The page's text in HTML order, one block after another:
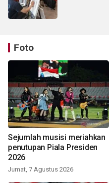
Foto
Sejumlah musisi meriahkan
penutupan Piala Presiden
2026
Jumat, 7 Agustus 2026